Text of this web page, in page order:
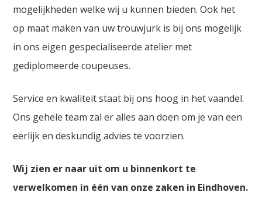
mogelijkheden welke wij u kunnen bieden. Ook het
op maat maken van uw trouwjurk is bij ons mogelijk
in ons eigen gespecialiseerde atelier met
gediplomeerde coupeuses.
Service en kwaliteit staat bij ons hoog in het vaandel.
Ons gehele team zal er alles aan doen om je van een
eerlijk en deskundig advies te voorzien.
Wij zien er naar uit om u binnenkort te
verwelkomen in één van onze zaken in Eindhoven.